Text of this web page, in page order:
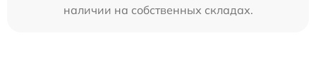
наличии на собственных складах.